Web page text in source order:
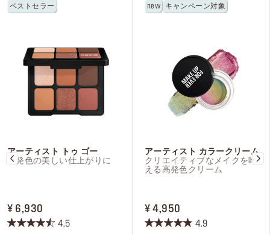
ベストセラー
アーティスト トゥ ゴー
高発色の美しい仕上がりに
¥ 6,930
4.5
星
new キャンペーン対象
アーティスト カラークリーム
クリエイティブなメイクを叶
える高発色クリーム
¥ 4,950
4.9
星